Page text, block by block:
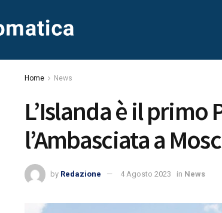
Home News
L’Islanda è il
l’Ambasciata a
by Redazione 4 Agosto 2023 in News